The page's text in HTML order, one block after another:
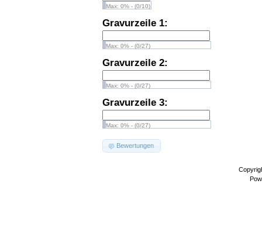
Max: 0% - (0/10)
Gravurzeile 1:
Max: 0% - (0/27)
Gravurzeile 2:
Max: 0% - (0/27)
Gravurzeile 3:
Max: 0% - (0/27)
Bewertungen